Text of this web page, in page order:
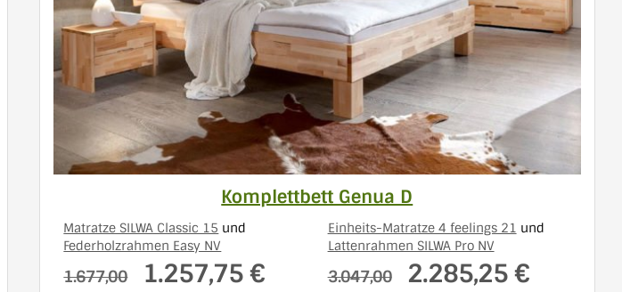
Komplettbett Genua D
Matratze SILWA Classic 15 und
Federholzrahmen Easy NV
1.677,00 1.257,75 €
Einheits-Matratze 4 feelings 21 und
Lattenrahmen SILWA Pro NV
3.047,00 2.285,25 €